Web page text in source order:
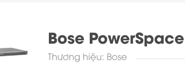
Bose
Thương hiệu: Bose